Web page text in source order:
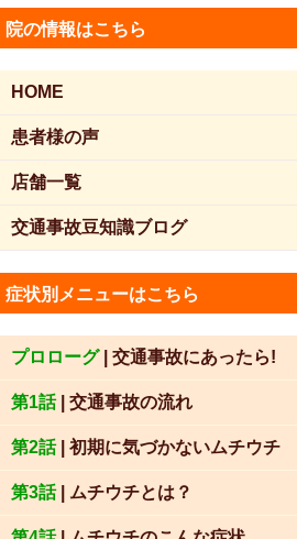
院の情報はこちら
HOME
患者様の声
店舗一覧
交通事故豆知識ブログ
症状別メニューはこちら
プロローグ| 交通事故にあったら!
第1話| 交通事故の流れ
第2話| 初期に気づかないムチウチ
第3話| ムチウチとは？